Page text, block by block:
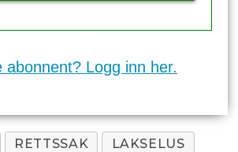
abonnent? Logg inn her.
RETTSSAK
LAKSELUS